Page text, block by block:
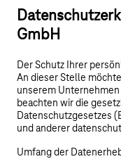
GmbH
Der Schutz Ihrer
An dieser Stelle
unserem
beachten wir die
Datenschutzgesetzes
und anderer
Umfang der